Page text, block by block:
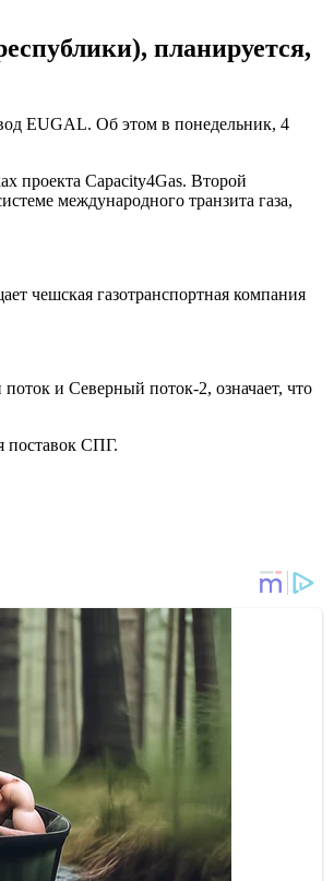
планируется,
EUGAL. Об этом в понедельник, 4
проекта Capacity4Gas. Второй
международного транзита газа,
чешская газотранспортная компания
и Северный поток-2, означает, что
поставок СПГ.